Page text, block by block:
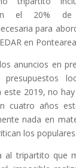
el 20% de
para
en
anuncios en
este 2019, no
cuatro años
nada en
los populares.
al tripartito que